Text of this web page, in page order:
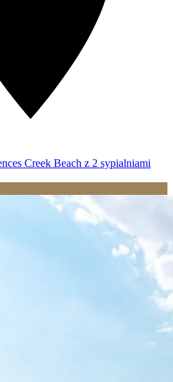
Creek Beach z 2 sypialniami